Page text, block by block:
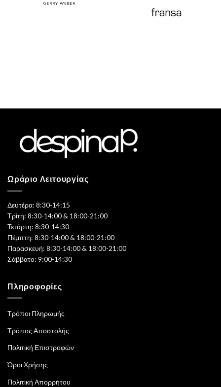
Ωράριο Λειτουργίας
Δευτέρα: 8:30-14:15
Τρίτη: 8:30-14:00 & 18:00-21:00
Τετάρτη: 8:30-14:30
Πέμπτη: 8:30-14:00 & 18:00-21:00
Παρασκευή: 8:30-14:00 & 18:00-21:00
Σάββατο: 9:00-14:30
Πληροφορίες
Τρόποι Πληρωμής
Τρόπος Αποστολής
Πολιτική Επιστροφών
Όροι Χρήσης
Πολιτική Απορρήτου